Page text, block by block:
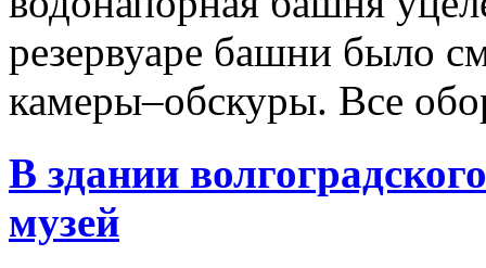
резервуаре башни было
камеры–обскуры. Все
В здании
музей